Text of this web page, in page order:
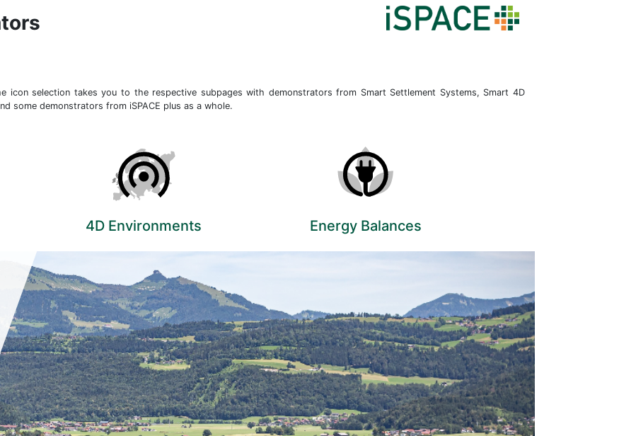
icon selection takes you to the respective subpages with demonstrators from Smart Settlement Systems, Smart 4D
some demonstrators from iSPACE plus as a whole.
4D Environments Energy Balances